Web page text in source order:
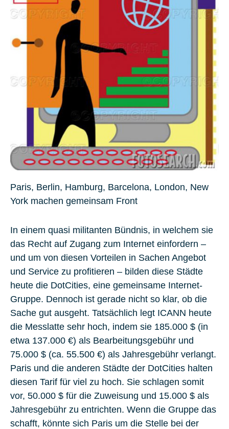
Paris, Berlin, Hamburg, Barcelona, London, New
York machen gemeinsam Front
In einem quasi militanten Bündnis, in welchem sie
das Recht auf Zugang zum Internet einfordern –
und um von diesen Vorteilen in Sachen Angebot
und Service zu profitieren – bilden diese Städte
heute die DotCities, eine gemeinsame Internet-
Gruppe. Dennoch ist gerade nicht so klar, ob die
Sache gut ausgeht. Tatsächlich legt ICANN heute
die Messlatte sehr hoch, indem sie 185.000 $ (in
etwa 137.000 €) als Bearbeitungsgebühr und
75.000 $ (ca. 55.500 €) als Jahresgebühr verlangt.
Paris und die anderen Städte der DotCities halten
diesen Tarif für viel zu hoch. Sie schlagen somit
vor, 50.000 $ für die Zuweisung und 15.000 $ als
Jahresgebühr zu entrichten. Wenn die Gruppe das
schafft, könnte sich Paris um die Stelle bei der